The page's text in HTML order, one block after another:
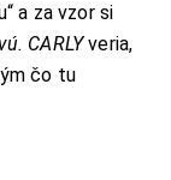
a za vzor si
CARLYveria,
čo tu